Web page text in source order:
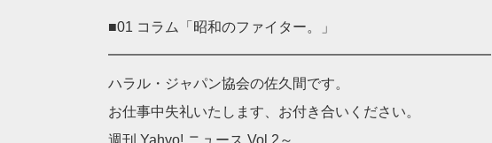
■01 コラム「昭和のファイター。」
━━━━━━━━━━━━━━━━━━━━━━━━━━━
ハラル・ジャパン協会の佐久間です。
お仕事中失礼いたします、お付き合いください。
週刊 Yahyo! ニュース Vol .2～